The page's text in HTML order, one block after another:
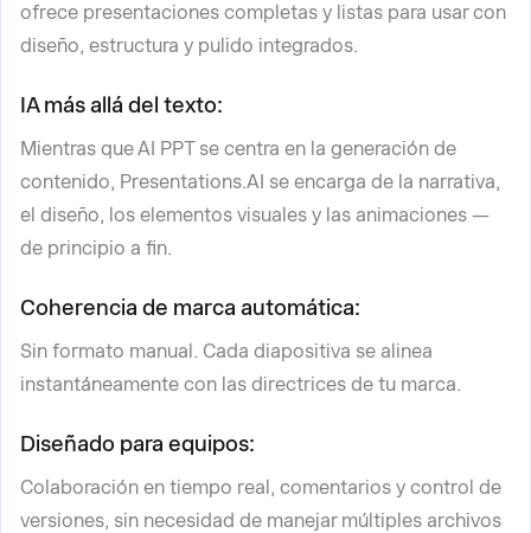
ofrece presentaciones completas y listas para usar con
diseño, estructura y pulido integrados.
IA más allá del texto:
Mientras que AI PPT se centra en la generación de
contenido, Presentations.AI se encarga de la narrativa,
el diseño, los elementos visuales y las animaciones —
de principio a fin.
Coherencia de marca automática:
Sin formato manual. Cada diapositiva se alinea
instantáneamente con las directrices de tu marca.
Diseñado para equipos:
Colaboración en tiempo real, comentarios y control de
versiones, sin necesidad de manejar múltiples archivos